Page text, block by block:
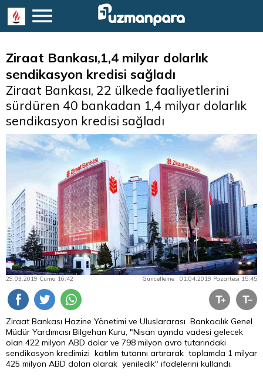
Ziraat Bankası,1,4 milyar dolarlık
sendikasyon kredisi sağladı
Ziraat Bankası, 22 ülkede faaliyetlerini
sürdüren 40 bankadan 1,4 milyar dolarlık
sendikasyon kredisi sağladı
29.03.2019 Cuma 16:42 Güncelleme : 01.04.2019 Pazartesi 15:45
Ziraat Bankası Hazine Yönetimi ve Uluslararası Bankacılık Genel
Müdür Yardımcısı Bilgehan Kuru, "Nisan ayında vadesi gelecek
olan 422 milyon ABD dolar ve 798 milyon avro tutarındaki
sendikasyon kredimizi katılım tutarını artırarak toplamda 1 milyar
425 milyon ABD doları olarak yeniledik" ifadelerini kullandı.